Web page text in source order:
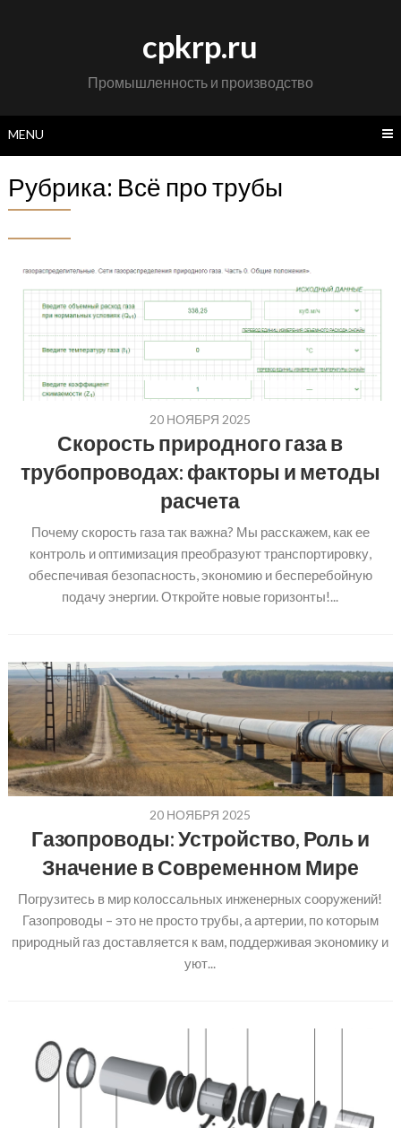
cpkrp.ru
Промышленность и производство
MENU
Рубрика: Всё про трубы
20 НОЯБРЯ 2025
Скорость природного газа в
трубопроводах: факторы и методы
расчета
Почему скорость газа так важна? Мы расскажем, как ее
контроль и оптимизация преобразуют транспортировку,
обеспечивая безопасность, экономию и бесперебойную
подачу энергии. Откройте новые горизонты!...
20 НОЯБРЯ 2025
Газопроводы: Устройство, Роль и
Значение в Современном Мире
Погрузитесь в мир колоссальных инженерных сооружений!
Газопроводы – это не просто трубы, а артерии, по которым
природный газ доставляется к вам, поддерживая экономику и
уют...